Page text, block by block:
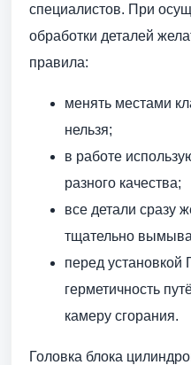
специалистов. При
обработки деталей
правила:
менять местами
нельзя;
в работе
разного качества;
все детали сразу
тщательно
перед
герметичность
камеру сгорания.
Головка блока